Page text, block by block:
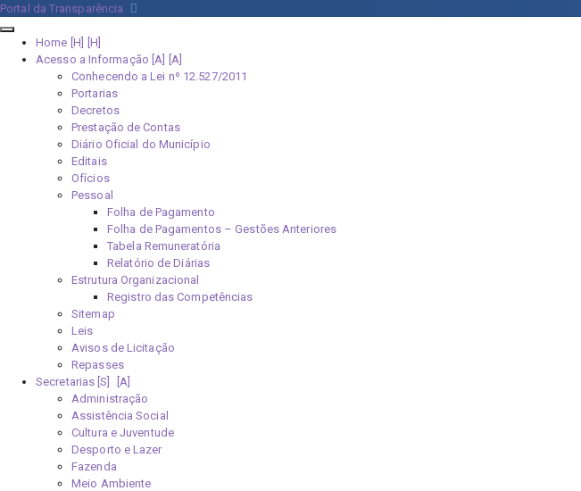
Portal da Transparência
Home [H]
Acesso a Informação [A]
Conhecendo a Lei nº 12.527/2011
Portarias
Decretos
Prestação de Contas
Diário Oficial do Município
Editais
Ofícios
Pessoal
Folha de Pagamento
Folha de Pagamentos – Gestões Anteriores
Tabela Remuneratória
Relatório de Diárias
Estrutura Organizacional
Registro das Competências
Sitemap
Leis
Avisos de Licitação
Repasses
Secretarias [S]
Administração
Assistência Social
Cultura e Juventude
Desporto e Lazer
Fazenda
Meio Ambiente